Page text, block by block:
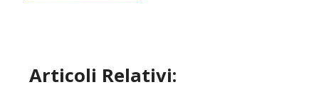
Articoli Relativi: